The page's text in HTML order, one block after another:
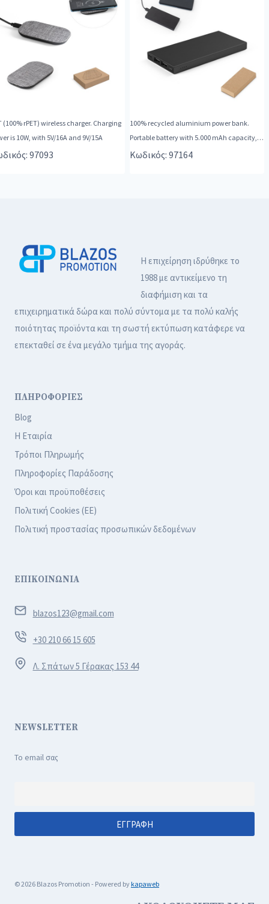
(100% rPET) wireless charger. Charging
is 10W, with 5V/16A and 9V/15A
97093
100% recycled aluminium power bank.
Portable battery with 5.000 mAh capacity,
ch
Κωδικός: 97164
Η επιχείρηση ιδρύθηκε το
1988 με αντικείμενο τη
διαφήμιση και τα
επιχειρηματικά δώρα και πολύ σύντομα με τα πολύ καλής
ποιότητας προϊόντα και τη σωστή εκτύπωση κατάφερε να
επεκταθεί σε ένα μεγάλο τμήμα της αγοράς.
ΠΛΗΡΟΦΟΡΙΕΣ
Blog
Η Εταιρία
Τρόποι Πληρωμής
Πληροφορίες Παράδοσης
Όροι και προϋποθέσεις
Πολιτική Cookies (ΕΕ)
Πολιτική προστασίας προσωπικών δεδομένων
ΕΠΙΚΟΙΝΩΝΙΑ
blazos123@gmail.com
+30 210 66 15 605
Λ. Σπάτων 5 Γέρακας 153 44
NEWSLETTER
Το email σας
© 2026 Blazos Promotion - Powered by kapaweb